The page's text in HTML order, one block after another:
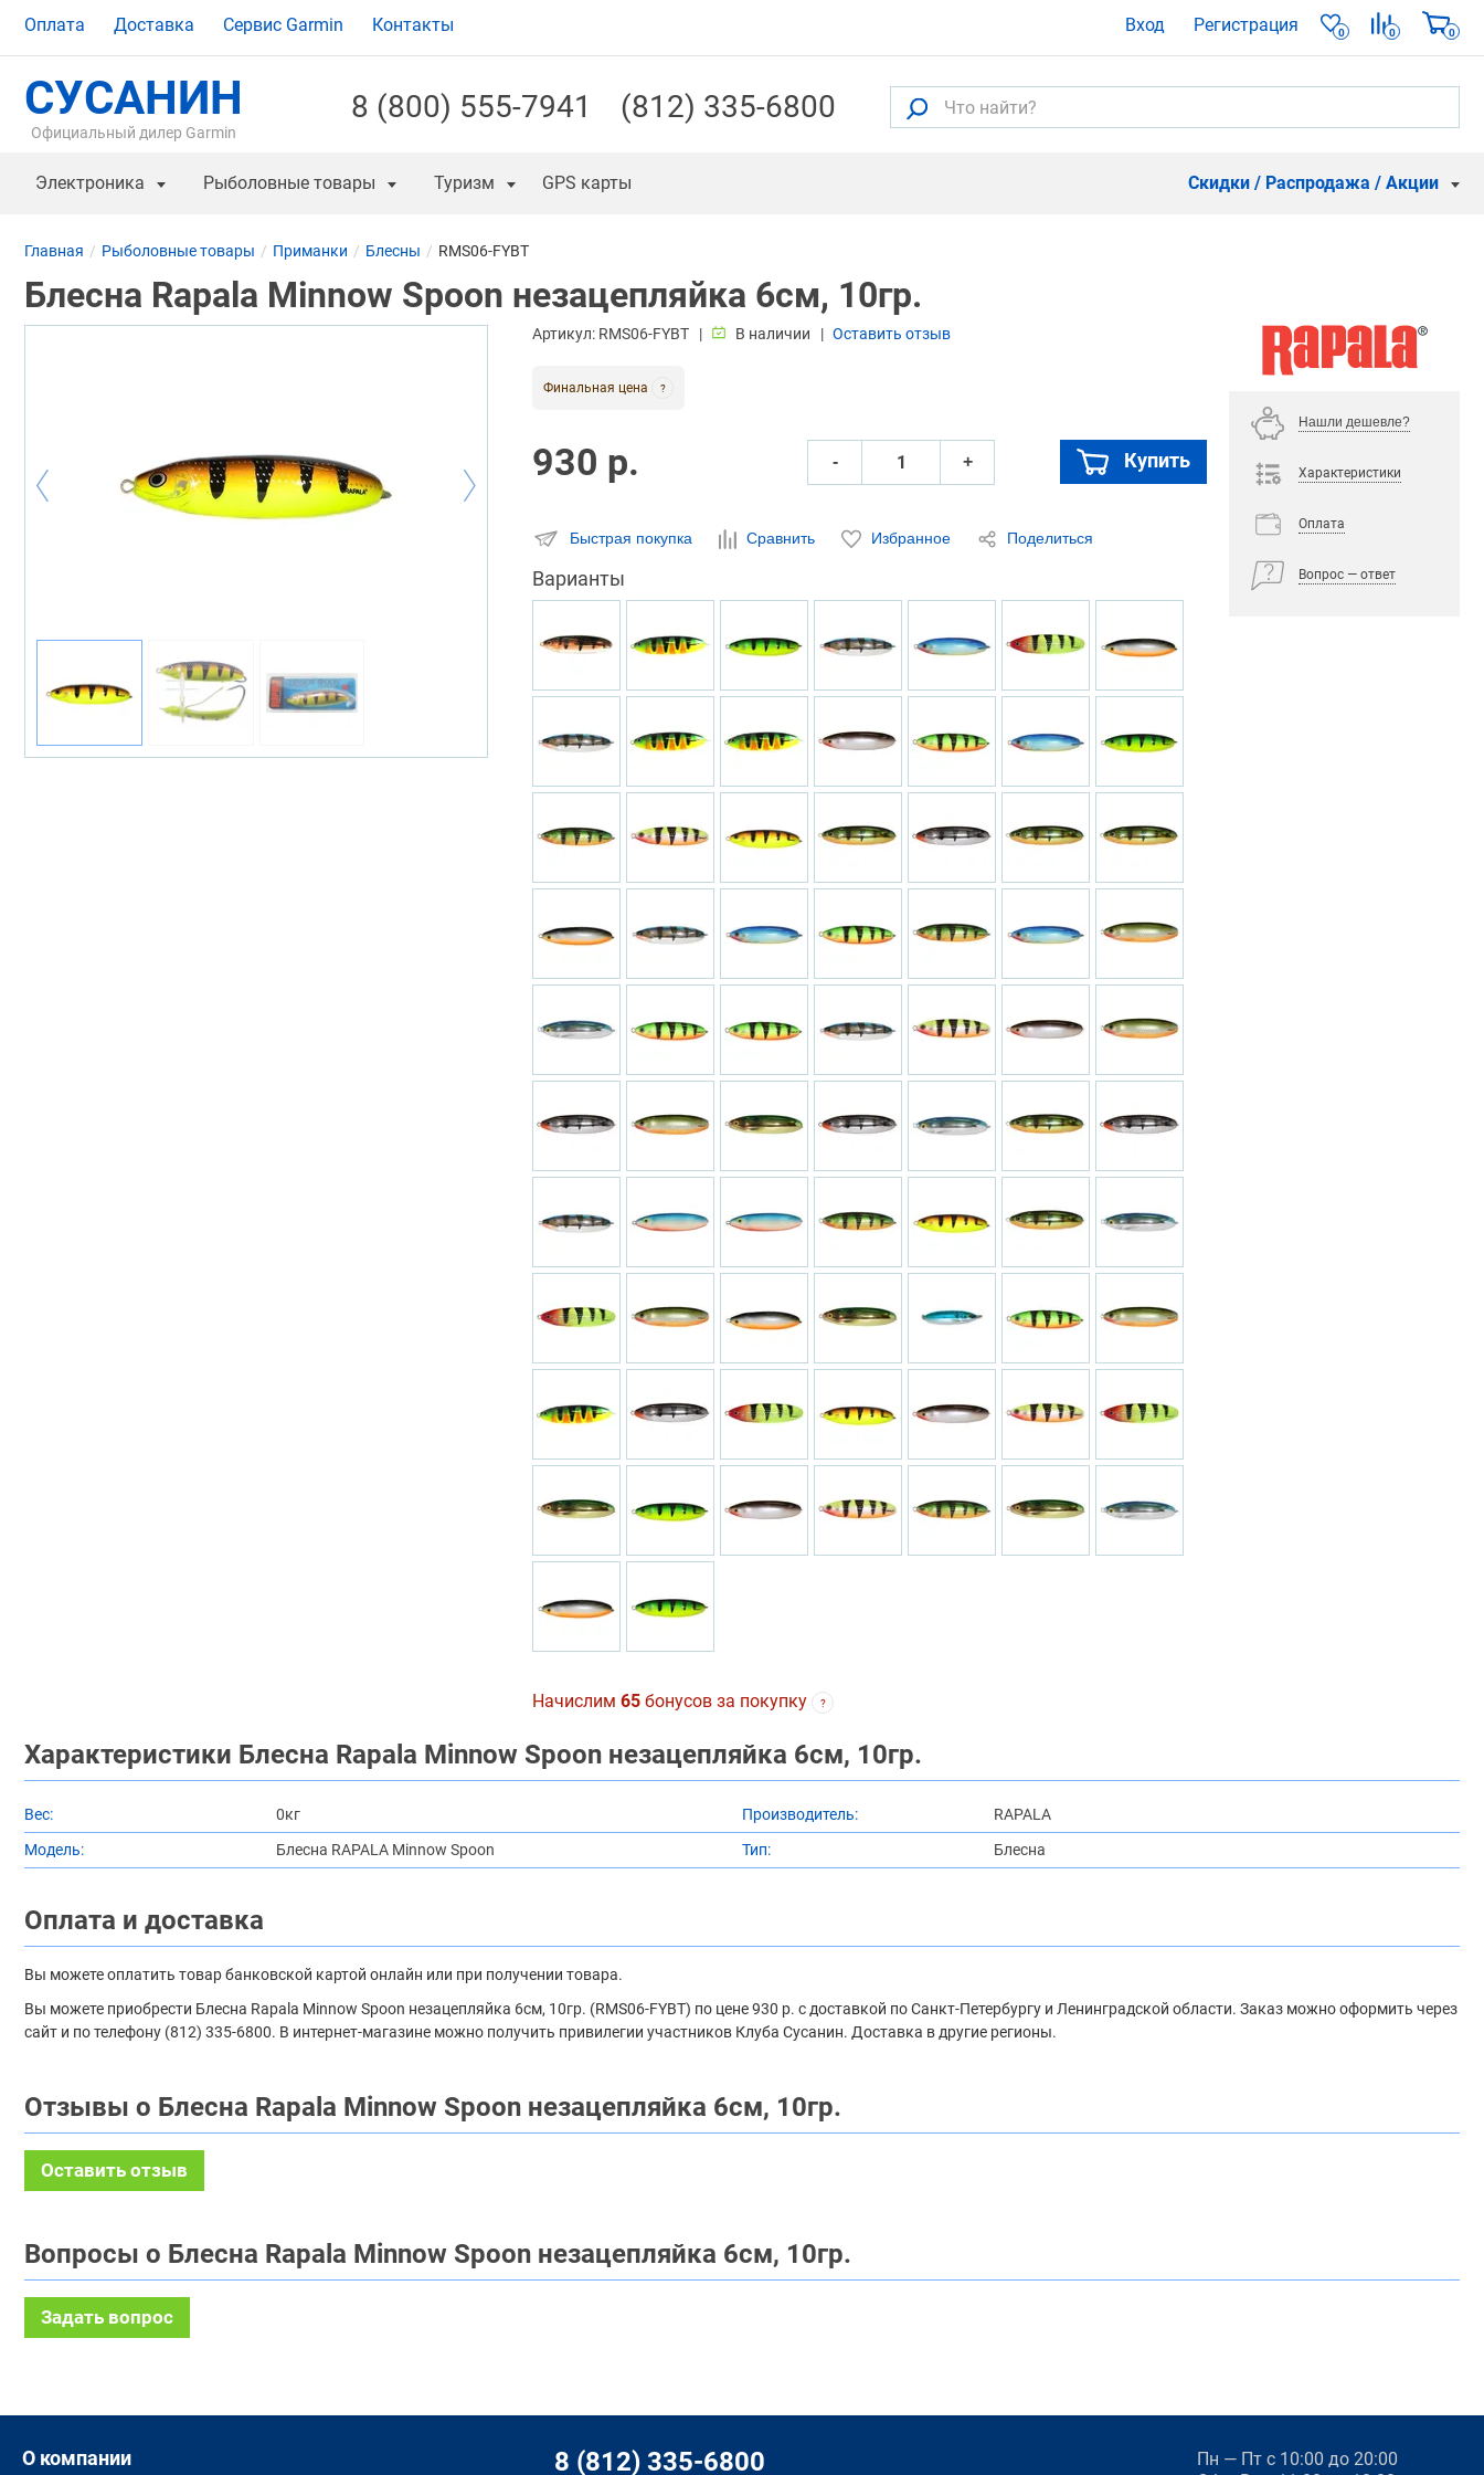
Оплата Доставка Сервис Garmin Контакты Вход Регистрация 0 0 0
СУСАНИН
Официальный дилер Garmin
8 (800) 555-7941 (812) 335-6800
Электроника Рыболовные товары Туризм GPS карты Скидки / Распродажа / Акции
Главная Рыболовные товары Приманки Блесны RMS06-FYBT
Блесна Rapala Minnow Spoon незацепляйка 6см, 10гр.
Артикул: RMS06-FYBT В наличии Оставить отзыв
Финальная цена ?
930 р. ‐ + Купить
Быстрая покупка Сравнить Избранное Поделиться
Варианты
Начислим 65 бонусов за покупку ?
Нашли дешевле?
Характеристики
Оплата
Вопрос — ответ
Характеристики Блесна Rapala Minnow Spoon незацепляйка 6см, 10гр.
Вес: 0кг Производитель:
RAPALA
Модель:
Блесна RAPALA Minnow Spoon Тип: Блесна
Оплата и доставка
Вы можете оплатить товар банковской картой онлайн или при получении товара.
Вы можете приобрести Блесна Rapala Minnow Spoon незацепляйка 6см, 10гр. (RMS06-FYBT) по цене 930 р. с доставкой по Санкт-Петербургу и Ленинградской области. Заказ можно оформить через
сайт и по телефону (812) 335-6800. В интернет-магазине можно получить привилегии участников Клуба Сусанин. Доставка в другие регионы.
Отзывы о Блесна Rapala Minnow Spoon незацепляйка 6см, 10гр.
Оставить отзыв
Вопросы о Блесна Rapala Minnow Spoon незацепляйка 6см, 10гр.
Задать вопрос
О компании 8 (812) 335-6800 Пн — Пт с 10:00 до 20:00